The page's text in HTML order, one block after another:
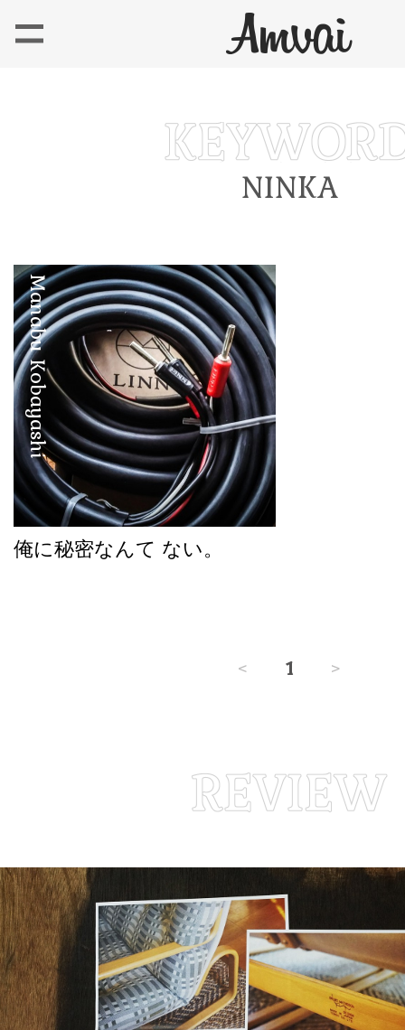
NINKA
Manabu Kobayashi
俺に秘密なんて ない。
< 1 >